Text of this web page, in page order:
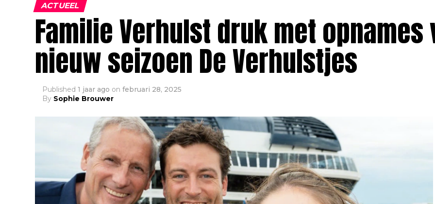
ACTUEEL
Familie Verhulst druk met opnames
nieuw seizoen De Verhulstjes
Published 1 jaar ago on februari 28, 2025
By Sophie Brouwer